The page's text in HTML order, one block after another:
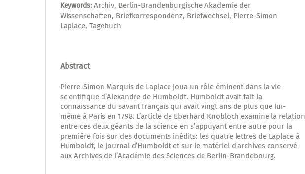
Keywords: Archiv, Berlin-Brandenburgische Akademie der
Wissenschaften, Briefkorrespondenz, Briefwechsel, Pierre-Simon
Laplace, Tagebuch
Abstract
Pierre-Simon Marquis de Laplace joua un rôle éminent dans la vie
scientifique d’Alexandre de Humboldt. Humboldt avait fait la
connaissance du savant français qui avait vingt ans de plus que lui-
même à Paris en 1798. L’article de Eberhard Knobloch examine la relation
entre ces deux géants de la science en s’appuyant entre autre pour la
première fois sur des documents inédits: les quatre lettres de Laplace à
Humboldt, le journal d’Humboldt et sur le matériel d’archives conservé
aux Archives de l’Académie des Sciences de Berlin-Brandebourg.